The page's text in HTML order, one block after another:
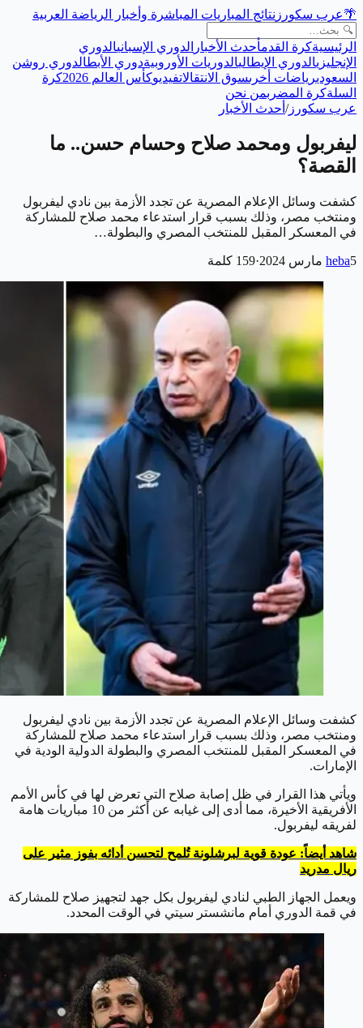
🌴عرب سكورز نتائج المباريات المباشرة وأخبار الرياضة العربية
الرئيسيةكرة القدمأحدث الأخبار الدوري الإسبانيالدوري
الإنجليزيالدوري الإيطاليالدوريات الأوروبيةدوري الأبطالدوري روشن
السعوديرياضات أخرىسوق الانتقالاتفيديوكأس العالم 2026
كرة
السلةكرة المضربمن نحن
عرب سكورز/ أحدث الأخبار
ليفربول ومحمد صلاح وحسام حسن.. ما
القصة؟
كشفت وسائل الإعلام المصرية عن تجدد الأزمة بين نادي ليفربول
ومنتخب مصر، وذلك بسبب قرار استدعاء محمد صلاح للمشاركة
في المعسكر المقبل للمنتخب المصري والبطولة…
heba5 مارس 2024 ·
159 كلمة
كشفت وسائل الإعلام المصرية عن تجدد الأزمة بين نادي ليفربول
ومنتخب مصر، وذلك بسبب قرار استدعاء محمد صلاح للمشاركة
في المعسكر المقبل للمنتخب المصري والبطولة الدولية الودية في
الإمارات.
ويأتي هذا القرار في ظل إصابة صلاح التي تعرض لها في كأس الأمم
الأفريقية الأخيرة، مما أدى إلى غيابه عن أكثر من 10 مباريات هامة
لفريقه ليفربول.
شاهد أيضاً: عودة قوية لبرشلونة تُلمح لتحسن أدائه بفوز مثير على
ريال مدريد
ويعمل الجهاز الطبي لنادي ليفربول بكل جهد لتجهيز صلاح للمشاركة
في قمة الدوري أمام مانشستر سيتي في الوقت المحدد.